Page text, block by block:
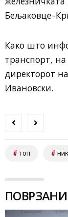
Како што
транспорт, на
директорот
Ивановски.
топ
ПОВРЗАНИ